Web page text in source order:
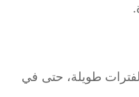
طويلة، حتى في